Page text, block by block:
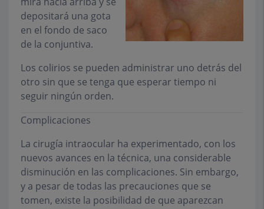
depositará una gota
en el fondo de saco
de la conjuntiva.
Los colirios se pueden administrar uno detrás del
otro sin que se tenga que esperar tiempo ni
seguir ningún orden.
Complicaciones
La cirugía intraocular ha experimentado, con los
nuevos avances en la técnica, una considerable
disminución en las complicaciones. Sin embargo,
y a pesar de todas las precauciones que se
tomen, existe la posibilidad de que aparezcan